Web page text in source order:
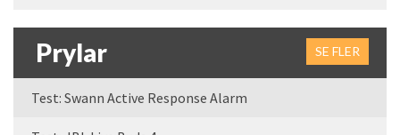
Prylar SE FLER
Test: Swann Active Response Alarm